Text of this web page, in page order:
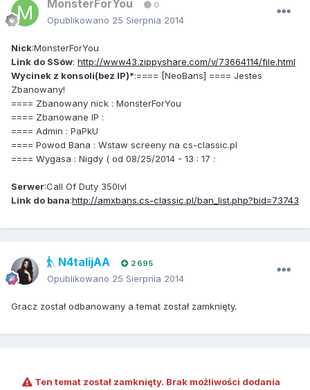
MonsterForYou 0
Opublikowano 25 Sierpnia 2014
Nick:MonsterForYou
Link do SSów: http://www43.zippyshare.com/v/73664114/file.html
Wycinek z konsoli(bez IP)*:==== [NeoBans] ==== Jestes
Zbanowany!
==== Zbanowany nick : MonsterForYou
==== Zbanowane IP :
==== Admin : PaPkU
==== Powod Bana : Wstaw screeny na cs-classic.pl
==== Wygasa : Nigdy ( od 08/25/2014 - 13 : 17 :
Serwer:Call Of Duty 350lvl
Link do bana:http://amxbans.cs-classic.pl/ban_list.php?bid=73743
N4talijAA 2 695
Opublikowano 25 Sierpnia 2014
Gracz został odbanowany a temat został zamknięty.
Ten temat został zamknięty. Brak możliwości dodania